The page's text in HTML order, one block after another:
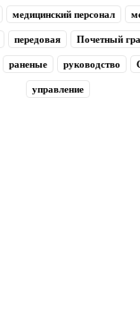
медицинский персонал
передовая Почетный
раненые руководство
управление